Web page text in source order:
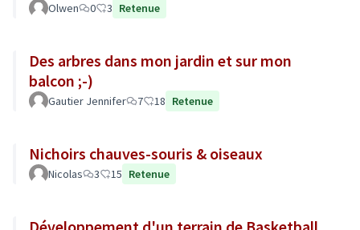
Olwen 0 3 Retenue
Des arbres dans mon jardin et sur mon
balcon ;-)
Gautier Jennifer 7 18 Retenue
Nichoirs chauves-souris & oiseaux
Nicolas 3 15 Retenue